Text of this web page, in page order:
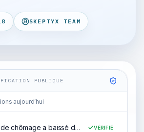
SKEPTYX TEAM
PUBLIQUE
aujourd’hui
a baissé de 2 points en un an VÉRIFIÉ